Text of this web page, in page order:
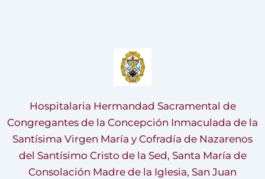
Hospitalaria Hermandad Sacramental de
Congregantes de la Concepción Inmaculada de la
Santísima Virgen María y Cofradía de Nazarenos
del Santísimo Cristo de la Sed, Santa María de
Consolación Madre de la Iglesia, San Juan